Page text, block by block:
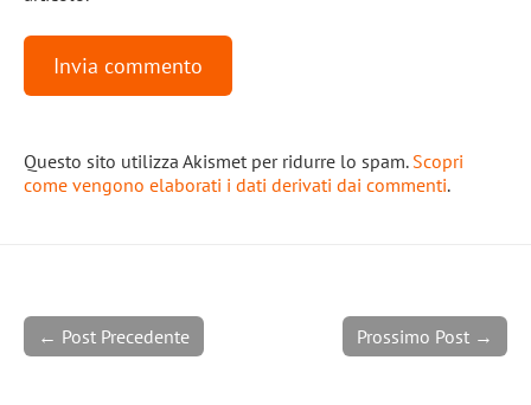
Questo sito utilizza Akismet per ridurre lo spam. Scopri
come vengono elaborati i dati derivati dai commenti.
Prossimo Post →
← Post Precedente